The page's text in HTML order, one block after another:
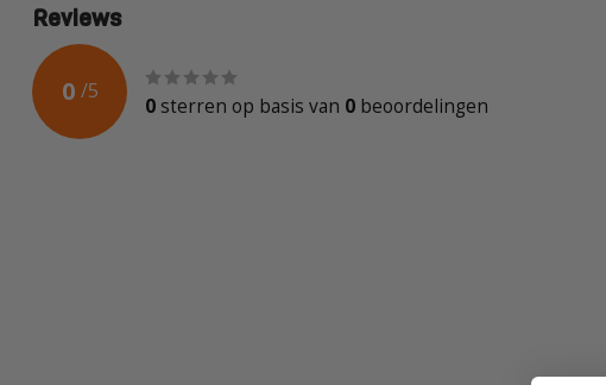
Toerental belast
Toerental onbelast 500 / 830 tr/min.
Aansluiting
Reviews
0 /5
0 sterren op basis van 0 beoordelingen